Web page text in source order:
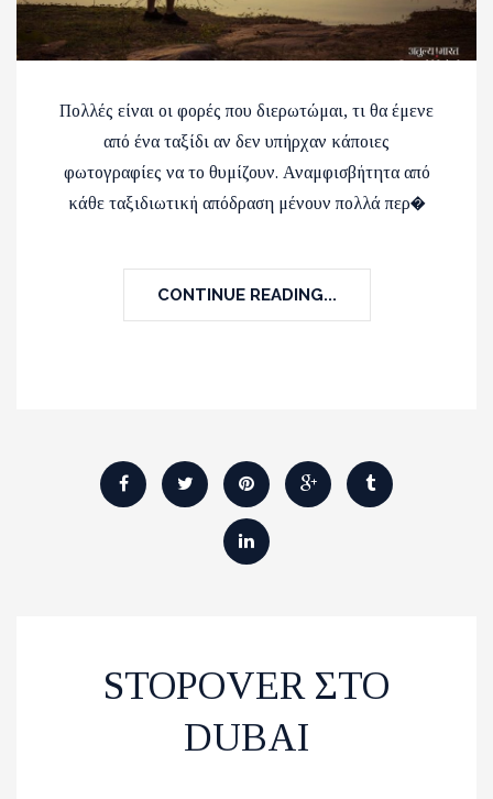
Πολλές είναι οι φορές που διερωτώμαι, τι θα έμενε
από ένα ταξίδι αν δεν υπήρχαν κάποιες
φωτογραφίες να το θυμίζουν. Αναμφισβήτητα από
κάθε ταξιδιωτική απόδραση μένουν πολλά περ�
CONTINUE READING...
STOPOVER ΣΤΟ
DUBAI